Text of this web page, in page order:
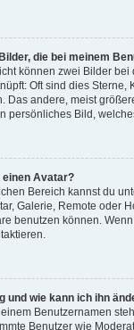
die bei meinem
können zwei Bilder
Oft sind dies
Das andere, meist
persönliches Bild,
einen Avatar?
Bereich kannst du
Galerie, Remote oder
benutzen können.
und wie kann ich ihn
Benutzernamen
Benutzer wie